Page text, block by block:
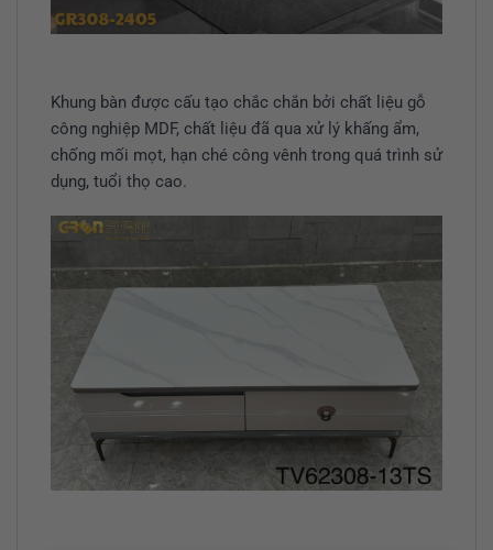
Khung bàn được cấu tạo chắc chắn bởi chất liệu gỗ
công nghiệp MDF, chất liệu đã qua xử lý khấng ẩm,
chống mối mọt, hạn ché công vênh trong quá trình sử
dụng, tuổi thọ cao.